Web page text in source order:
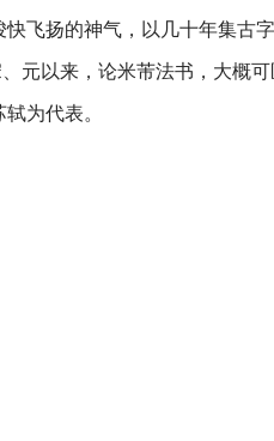
快飞扬的神气，以几十年集古
、元以来，论米芾法书，大概
为代表。